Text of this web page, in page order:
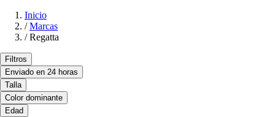
Inicio
/ Marcas
/ Regatta
Filtros
Enviado en 24 horas
Talla
Color dominante
Edad